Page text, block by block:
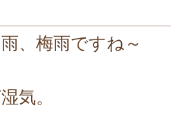
、梅雨ですね～
気。